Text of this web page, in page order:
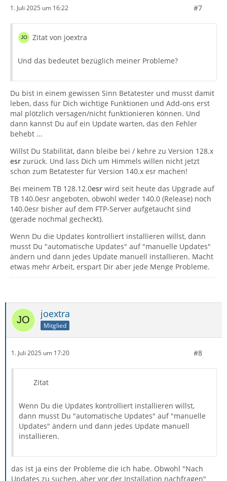
1. Juli 2025 um 16:22 #7
Zitat von joextra
Und das bedeutet bezüglich meiner Probleme?
Du bist in einem gewissen Sinn Betatester und musst damit
leben, dass für Dich wichtige Funktionen und Add-ons erst
mal plötzlich versagen/nicht funktionieren können. Und
dann kannst Du auf ein Update warten, das den Fehler
behebt ...
Willst Du Stabilität, dann bleibe bei / kehre zu Version 128.x
esr zurück. Und lass Dich um Himmels willen nicht jetzt
schon zum Betatester für Version 140.x esr machen!
Bei meinem TB 128.12.0esr wird seit heute das Upgrade auf
TB 140.0esr angeboten, obwohl weder 140.0 (Release) noch
140.0esr bisher auf dem FTP-Server aufgetaucht sind
(gerade nochmal gecheckt).
Wenn Du die Updates kontrolliert installieren willst, dann
musst Du "automatische Updates" auf "manuelle Updates"
ändern und dann jedes Update manuell installieren. Macht
etwas mehr Arbeit, erspart Dir aber jede Menge Probleme.
joextra
Mitglied
1. Juli 2025 um 17:20 #8
Zitat
Wenn Du die Updates kontrolliert installieren willst,
dann musst Du "automatische Updates" auf "manuelle
Updates" ändern und dann jedes Update manuell
installieren.
das ist ja eins der Probleme die ich habe. Obwohl "Nach
Updates zu suchen, aber vor der Installation nachfragen"